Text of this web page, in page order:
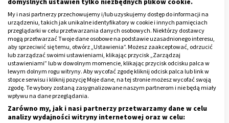
ROMA. Zazwyczajczas oczekiwaniawynosi od 1 do 4
dni roboczych. Rozpiętość ta nie ma związku z
merytoryczną stroną badania, a więc tym, czy wynik
jest pozytywny, czy negatywny.
Tak jak zwykle w tego typu przypadkach kluczowa jest
przede wszystkim wydajność oraz organizacja pracy
danego ośrodka. Wiele zależy od tego, czy ma on
możliwości, aby wszystkie procedury wykonać na
miejscu, czy też musi je zlecić je na zewnątrz.
My i nasi partnerzy przechowujemy i/lub uzyskujemy dostęp do informacji na
urządzeniu, takich jak unikalne identyfikatory w cookie i innych pamięciach
przeglądarki w celu przetwarzania danych osobowych. Niektórzy dostawcy
mogą przetwarzać Twoje dane osobowe na podstawie uzasadnionego interesu,
aby sprzeciwić się temu, otwórz „Ustawienia”. Możesz zaakceptować, odrzucić
lub zarządzać swoimi ustawieniami, klikając przycisk „Zarządzaj
ustawieniami” lub w dowolnym momencie, klikając przycisk odcisku palca w
lewym dolnym rogu witryny. Aby wycofać zgodę kliknij odcisk palca lub link w
stopce serwisu i kliknij pozycję Moje dane, na tej stronie możesz wycofać swoją
zgodę. Te wybory zostaną zasygnalizowane naszym partnerom i nie będą miały
wpływu na dane przeglądania.
Zarówno my, jak i nasi partnerzy przetwarzamy dane w celu
analizy wydajności witryny internetowej oraz w celu: